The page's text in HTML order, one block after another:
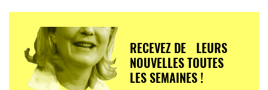
RECEVEZ DE LEURS
NOUVELLES TOUTES
LES SEMAINES !